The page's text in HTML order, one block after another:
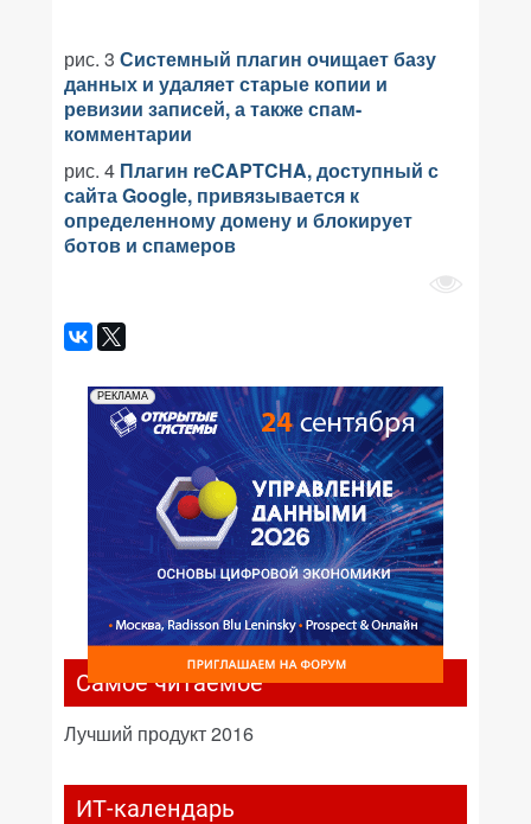
рис. 3 Системный плагин очищает базу
данных и удаляет старые копии и
ревизии записей, а также спам-
комментарии
рис. 4 Плагин reCAPTCHA, доступный с
сайта Google, привязывается к
определенному домену и блокирует
ботов и спамеров
РЕКЛАМА
Самое читаемое
Лучший продукт 2016
ИТ-календарь